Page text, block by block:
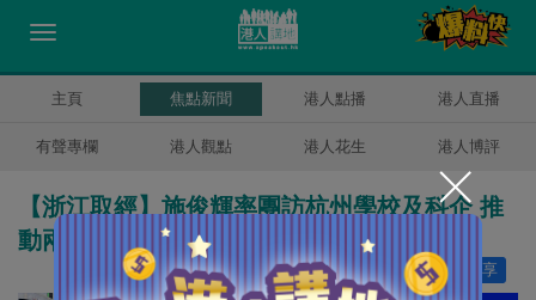
主頁 焦點新聞 港人點播 港人直播
有聲專欄 港人觀點 港人花生 港人博評
【浙江取經】施俊輝率團訪杭州學校及科企 推
動兩地人工智能教育交流
分享
讚好 4